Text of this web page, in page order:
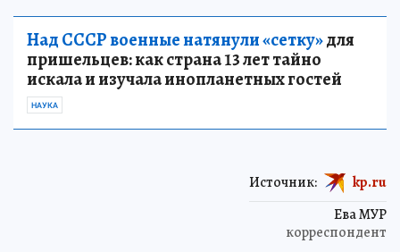
Над СССР военные натянули «сетку»для
пришельцев: как страна 13 лет тайно
искала и изучала инопланетных гостей
НАУКА
Ева МУР
корреспондент
Источник: kp.ru